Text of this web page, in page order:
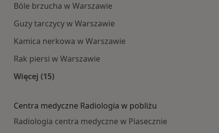
Bóle brzucha w Warszawie
Guzy tarczycy w Warszawie
Kamica nerkowa w Warszawie
Rak piersi w Warszawie
Więcej (15)
Centra medyczne Radiologia w pobliżu
Radiologia centra medyczne w Piasecznie